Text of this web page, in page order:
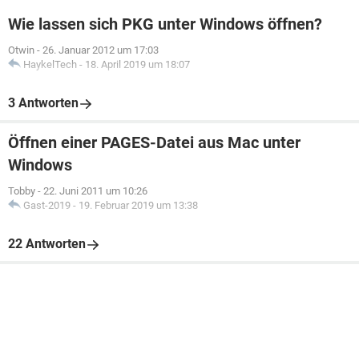
Wie lassen sich PKG unter Windows öffnen?
Otwin - 26. Januar 2012 um 17:03
HaykelTech - 18. April 2019 um 18:07
3 Antworten
Öffnen einer PAGES-Datei aus Mac unter
Windows
Tobby - 22. Juni 2011 um 10:26
Gast-2019 - 19. Februar 2019 um 13:38
22 Antworten